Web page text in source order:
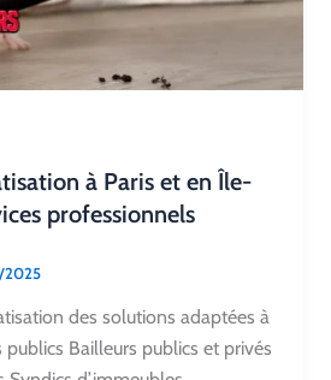
à Paris et en Île-
professionnels
des solutions adaptées à
publics Bailleurs publics et privés